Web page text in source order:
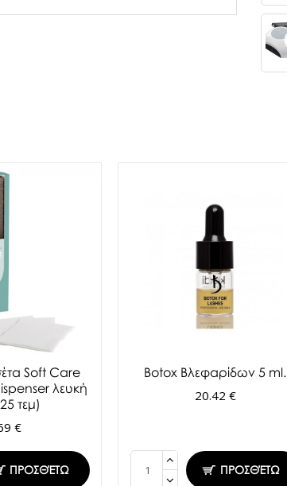
Soft Care
λευκή
τεμ)
€
ΠΡΟΣΘΈΤΩ
Botox Βλεφαρίδων 5 ml.
20.42 €
ΠΡΟΣΘΈΤΩ